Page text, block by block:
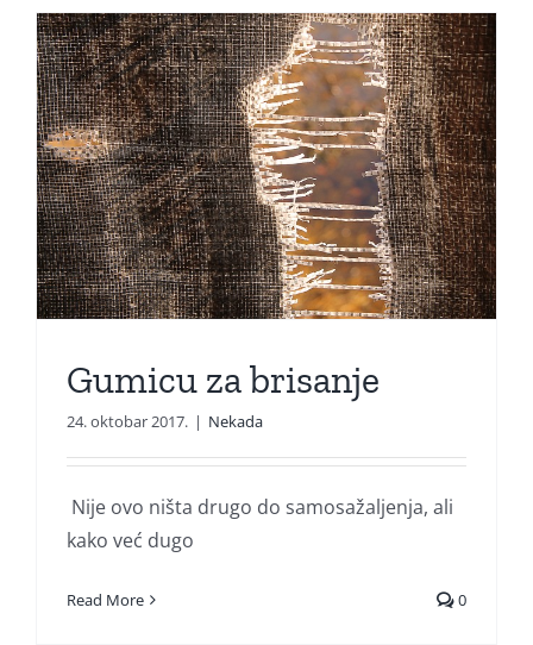
Gumicu za brisanje
24. oktobar 2017. | Nekada
Nije ovo ništa drugo do samosažaljenja, ali
kako već dugo
Read More 0